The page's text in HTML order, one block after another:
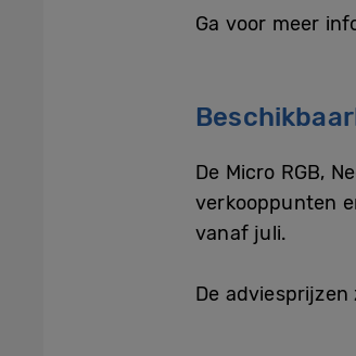
Ga voor meer
De Micro RGB,
verkooppunten
vanaf juli.
De